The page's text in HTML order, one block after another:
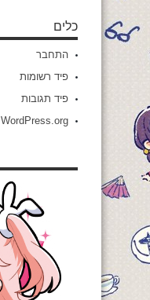
כלים
התחבר
פיד רשומות
פיד תגובות
WordPress.org